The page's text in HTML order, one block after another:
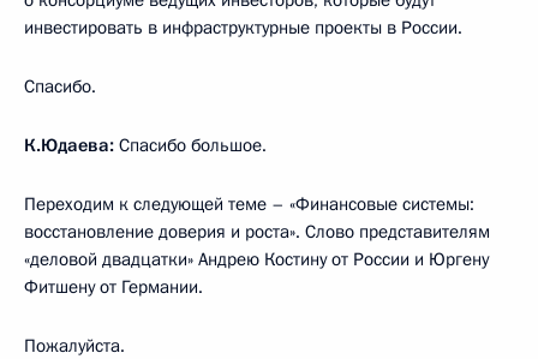
инвестировать в инфраструктурные проекты в России.
Спасибо.
К.Юдаева: Спасибо большое.
Переходим к следующей теме – «Финансовые системы:
восстановление доверия и роста». Слово представителям
«деловой двадцатки» Андрею Костину от России и Юргену
Фитшену от Германии.
Пожалуйста.